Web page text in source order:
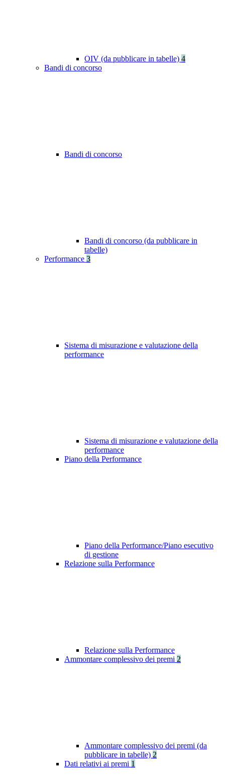
OIV (da pubblicare in tabelle) 4
Bandi di concorso
Bandi di concorso
Bandi di concorso (da pubblicare in
tabelle)
Performance 3
Sistema di misurazione e valutazione della
performance
Sistema di misurazione e valutazione della
performance
Piano della Performance
Piano della Performance/Piano esecutivo
di gestione
Relazione sulla Performance
Relazione sulla Performance
Ammontare complessivo dei premi 2
Ammontare complessivo dei premi (da
pubblicare in tabelle) 2
Dati relativi ai premi 1